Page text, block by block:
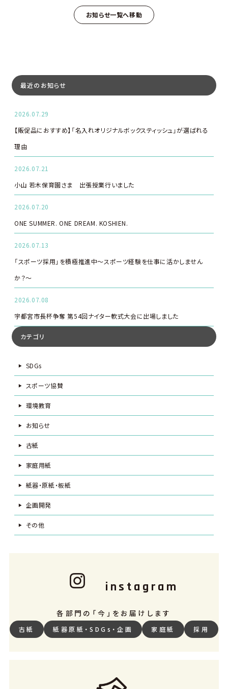
最近のお知らせ
2026.07.29
【販促品におすすめ】「名入れオリジナルボックスティッシュ」が選ばれる
理由
2026.07.21
小山 若木保育園さま 出張授業行いました
2026.07.20
ONE SUMMER. ONE DREAM. KOSHIEN.
2026.07.13
「スポーツ採用」を積極推進中～スポーツ経験を仕事に活かしません
か？～
2026.07.08
宇都宮市長杯争奪 第54回ナイター軟式大会に出場しました
カテゴリ
SDGs
スポーツ協賛
環境教育
お知らせ
古紙
家庭用紙
紙器・原紙・板紙
企画開発
その他
お知らせ一覧へ移動
instagram
各部門の「今」をお届けします
古紙 紙器原紙・SDGs・企画 家庭紙 採用